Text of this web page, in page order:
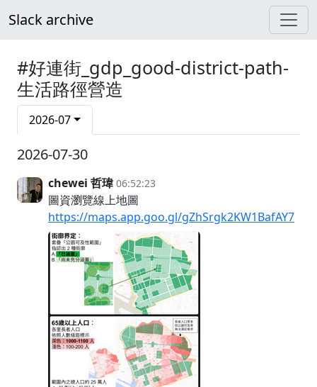
Slack archive
#好連街_gdp_good-district-path-
生活路徑營造
2026-07
2026-07-30
chewei 哲瑋 06:52:23
圖資瀏覽線上地圖
https://maps.app.goo.gl/gZhSrgk2KW1BafAY7